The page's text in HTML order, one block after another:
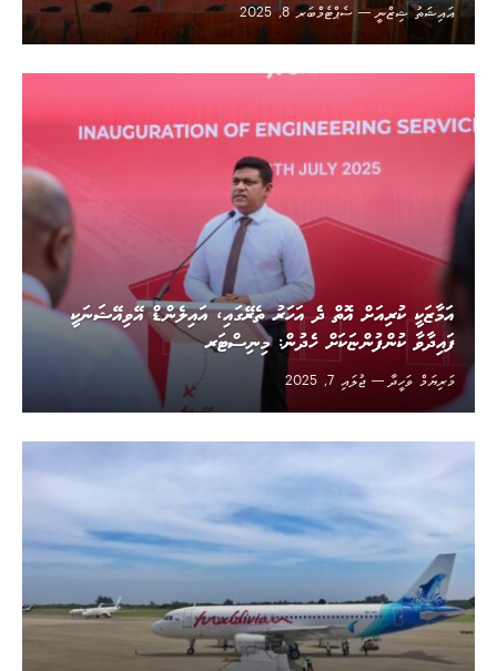
އައިޝަތު ޝިޒްނީ
ސެޕްޓެމްބަރ 8, 2025
އަމާޒަކީ ކުރިއަށް އޮތް ދެެ އަހަރު ތެރޭގައި، އައިލެންޑް އޭވިއޭޝަނަކީ
ފައިދާވާ ކުންފުންޏަކަށް ހެދުން: މިނިސްޓަރ
މަރިޔަމް ވަހީދާ
ޖުލައި 7, 2025